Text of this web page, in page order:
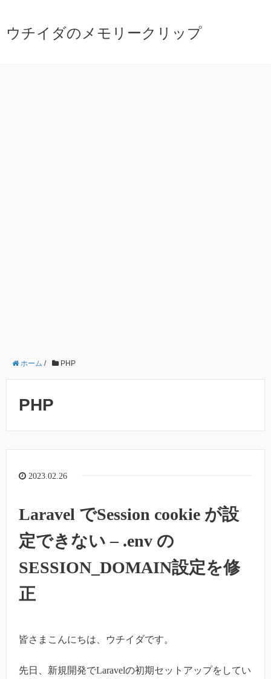
ウチイダのメモリークリップ
ホーム / PHP
PHP
2023.02.26
Laravel でSession cookie が設
定できない – .env の
SESSION_DOMAIN設定を修
正
皆さまこんにちは、ウチイダです。
先日、新規開発でLaravelの初期セットアップをしてい